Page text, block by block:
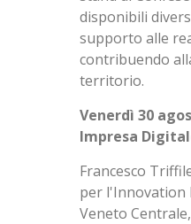
disponibili
supporto alle
contribuendo
territorio.
Venerdì 30
Impresa
Francesco
per l'Innovation
Veneto